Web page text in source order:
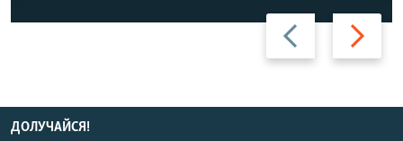
Назад Вперед
ДОЛУЧАЙСЯ!